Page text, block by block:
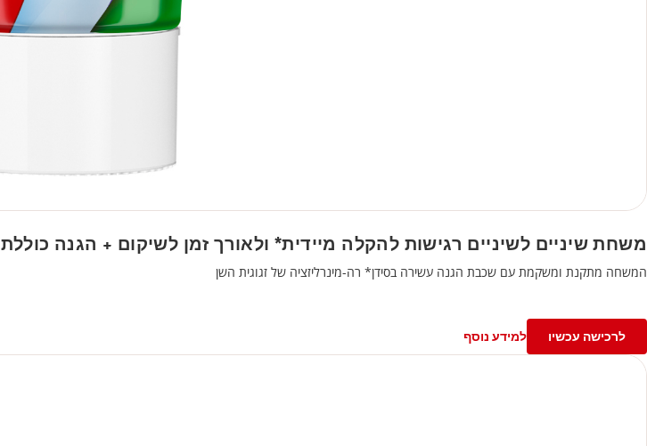
משחת שיניים לשיניים רגישות להקלה מיידית* ולאורך זמן לשיקום + הגנה כוללת 75 מ״ל
המשחה מתקנת ומשקמת עם שכבת הגנה עשירה בסידן* רה-מינרליזציה של זגוגית השן
לרכישה עכשיו למידע נוסף